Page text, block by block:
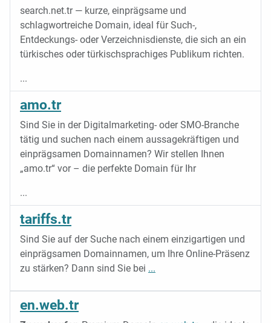
search.net.tr — kurze, einprägsame und
schlagwortreiche Domain, ideal für Such-,
Entdeckungs- oder Verzeichnisdienste, die sich an ein
türkisches oder türkischsprachiges Publikum richten.
...
amo.tr
Sind Sie in der Digitalmarketing- oder SMO-Branche
tätig und suchen nach einem aussagekräftigen und
einprägsamen Domainnamen? Wir stellen Ihnen
„amo.tr“ vor – die perfekte Domain für Ihr
...
tariffs.tr
Sind Sie auf der Suche nach einem einzigartigen und
einprägsamen Domainnamen, um Ihre Online-Präsenz
zu stärken? Dann sind Sie bei ...
en.web.tr